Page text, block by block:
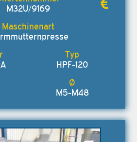
M32U/9169
HPF-120
M5-M48